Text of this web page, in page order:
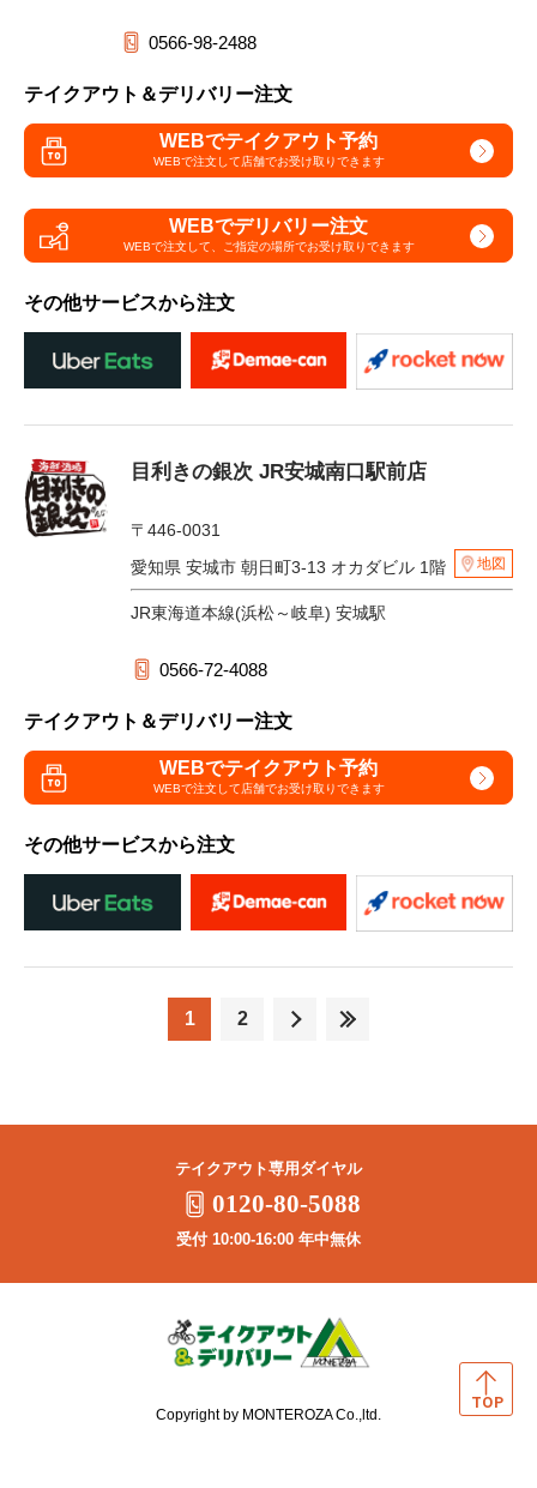
0566-98-2488
テイクアウト＆デリバリー注文
WEBでテイクアウト予約
WEBで注文して店舗でお受け取りできます
WEBでデリバリー注文
WEBで注文して、 ご指定の場所でお受け取りできます
その他サービスから注文
目利きの銀次 JR安城南口駅前店
〒446-0031
愛知県 安城市 朝日町3-13 オカダビル 1階
地図
JR東海道本線(浜松～岐阜) 安城駅
0566-72-4088
テイクアウト＆デリバリー注文
WEBでテイクアウト予約
WEBで注文して店舗でお受け取りできます
その他サービスから注文
1 2
テイクアウト専用ダイヤル
0120-80-5088
受付 10:00-16:00 年中無休
Copyright by MONTEROZA Co.,ltd.